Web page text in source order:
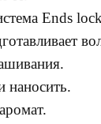
Ends
наносить.